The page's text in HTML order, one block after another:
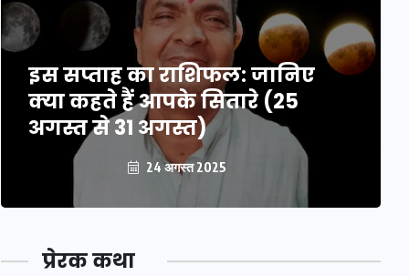
इस सप्ताह का राशिफल: जानिए
क्या कहते हैं आपके सितारे (25
अगस्त से 31 अगस्त)
24 अगस्त 2025
प्रेरक कथा